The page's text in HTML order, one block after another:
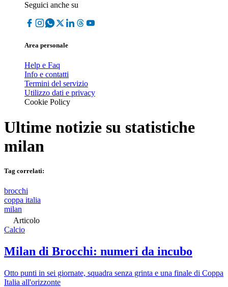
Seguici anche su
Area personale
Help e Faq
Info e contatti
Termini del servizio
Utilizzo dati e privacy
Cookie Policy
Ultime notizie su statistiche
milan
Tag correlati:
brocchi
coppa italia
milan
Articolo
Calcio
Milan di Brocchi: numeri da incubo
Otto punti in sei giornate, squadra senza grinta e una finale di Coppa
Italia all'orizzonte